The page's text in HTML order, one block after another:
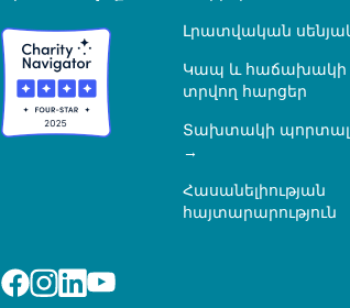
Լրատվական
Կապ և հաճախակի
տրվող հարցեր
Տախտակի պորտալ
Հասանելիության
հայտարարություն